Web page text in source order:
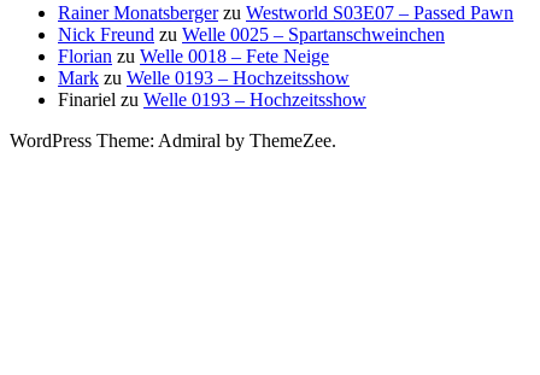
Rainer Monatsbergerzu Westworld S03E07 – Passed Pawn
Nick Freund zu Welle 0025 – Spartanschweinchen
Florian zu Welle 0018 – Fete Neige
Mark zu Welle 0193 – Hochzeitsshow
Finariel zu Welle 0193 – Hochzeitsshow
WordPress Theme: Admiral by ThemeZee.